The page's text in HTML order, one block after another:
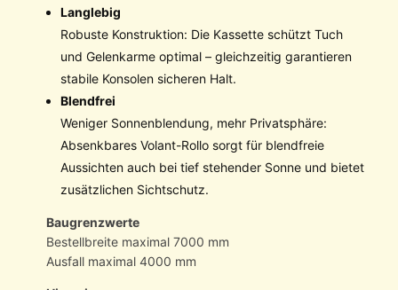
Langlebig
Robuste Konstruktion: Die Kassette schützt Tuch
und Gelenkarme optimal – gleichzeitig garantieren
stabile Konsolen sicheren Halt.
Blendfrei
Weniger Sonnenblendung, mehr Privatsphäre:
Absenkbares Volant-Rollo sorgt für blendfreie
Aussichten auch bei tief stehender Sonne und bietet
zusätzlichen Sichtschutz.
Baugrenzwerte
Bestellbreite maximal 7000 mm
Ausfall maximal 4000 mm